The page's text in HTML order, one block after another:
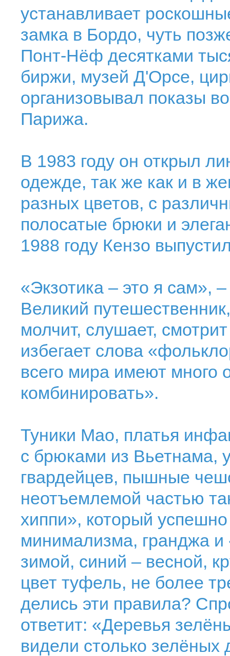
устанавливает
замка в Бордо, чуть
Понт-Нёф десятками
биржи, музей Д'Орсе,
организовывал показы
Парижа.
В 1983 году он открыл
одежде, так же как и в
разных цветов, с
полосатые брюки и
1988 году Кензо
«Экзотика – это я сам»,
Великий
молчит, слушает,
избегает слова
всего мира имеют много
комбинировать».
Туники Мао, платья
с брюками из Вьетнама,
гвардейцев, пышные
неотъемлемой частью
хиппи», который
минимализма, гранджа
зимой, синий – весной,
цвет туфель, не более
делись эти правила?
ответит: «Деревья
видели столько